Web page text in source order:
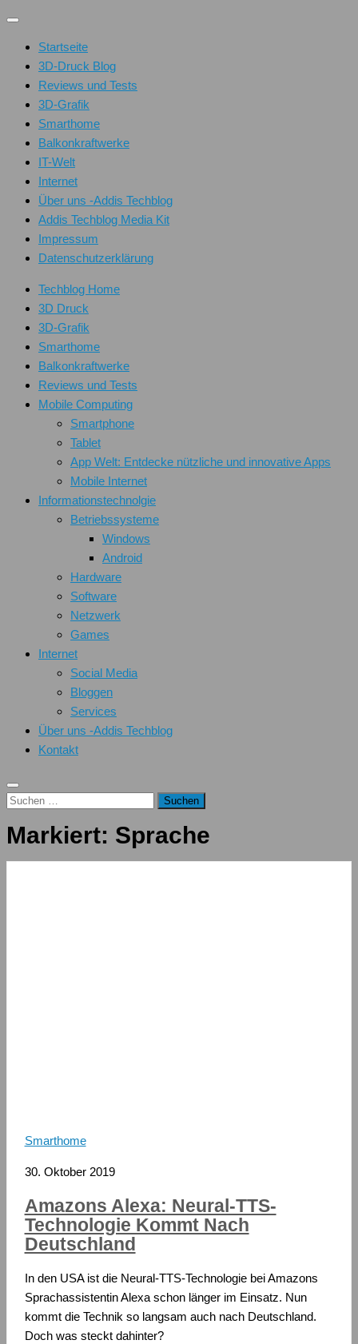
Unter
Inhalt
Startseite
3D-Druck Blog
Reviews und Tests
3D-Grafik
Smarthome
Balkonkraftwerke
IT-Welt
Internet
Über uns -Addis Techblog
Addis Techblog Media Kit
Impressum
Datenschutzerklärung
Techblog Home
3D Druck
3D-Grafik
Smarthome
Balkonkraftwerke
Reviews und Tests
Mobile Computing
Smartphone
Tablet
App Welt: Entdecke nützliche und innovative Apps
Mobile Internet
Informationstechnolgie
Betriebssysteme
Windows
Android
Hardware
Software
Netzwerk
Games
Internet
Social Media
Bloggen
Services
Über uns -Addis Techblog
Kontakt
Suchen
Markiert: Sprache
Smarthome
30. Oktober 2019
Amazons Alexa: Neural-TTS-
Technologie Kommt Nach
Deutschland
In den USA ist die Neural-TTS-Technologie bei Amazons
Sprachassistentin Alexa schon länger im Einsatz. Nun
kommt die Technik so langsam auch nach Deutschland.
Doch was steckt dahinter?